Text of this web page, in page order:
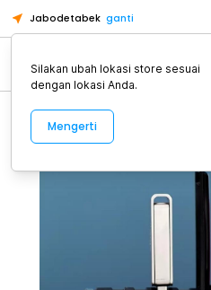
Jabodetabek ganti
Alat Kopi
Silakan ubah lokasi store sesuai
dengan lokasi Anda.
Mengerti